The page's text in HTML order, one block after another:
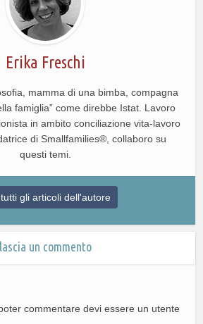
Erika Freschi
mamma di una bimba, compagna
famiglia” come direbbe Istat. Lavoro
in ambito conciliazione vita-lavoro
di Smallfamilies®, collaboro su
questi temi.
gli articoli dell'autore
lascia un commento
commentare devi essere un utente